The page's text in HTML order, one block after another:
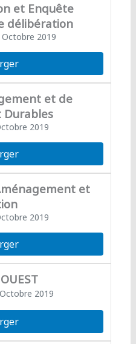
et Enquête
délibération
2019
et de
Durables
2019
et
2019
2019